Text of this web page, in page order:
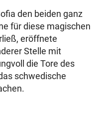
den beiden ganz
für diese magischen
eröffnete
Stelle mit
die Tore des
schwedische